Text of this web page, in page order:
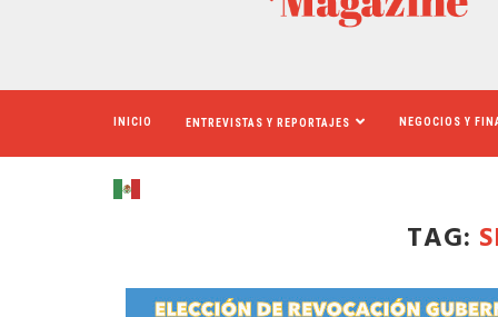
INICIO ENTREVISTAS Y REPORTAJES NEGOCIOS Y
TAG: